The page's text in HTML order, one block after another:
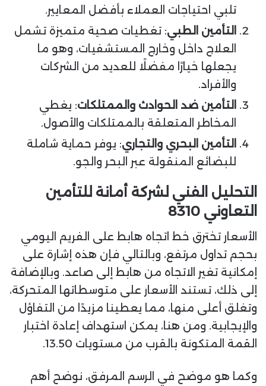
تلبي احتياجات العملاء بأفضل المعايير.
التأمين الطبي: تغطيات صحية متميزة تشمل
العلاج داخل وخارج المستشفيات، وهو ما
يجعلها خيارًا مفضلًا للعديد من الشركات
والأفراد.
التأمين ضد الحوادث والممتلكات: يغطي
المخاطر المتعلقة بالممتلكات والأصول.
التأمين البحري والتجاري: يوفر حماية شاملة
للبضائع المنقولة عبر البحر والجو.
التحليل الفني لشركة أمانة للتأمين
التعاوني 8310
الأسعار تخترق خط اتجاه هابط على الفريم اليومي
بحجم تداول مرتفع، وبالتالي فإن هذه إشارة على
إمكانية تغير الاتجاه من هابط إلى صاعد. وبالإضافة
إلى ذلك، تستند الأسعار على متوسطاتها المتحركة،
وتغلق أعلى منها، مما يعطينا مزيدًا من التفاؤل
والإيجابية. ومن هنا، يمكن استهداف إعادة اختبار
القمة المتكونة بالقرب من مستويات 13.50.
وكما هو موضح في الرسم المرفق، نوضح أهم